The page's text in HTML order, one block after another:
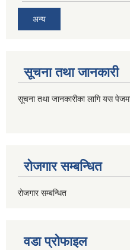
अन्य
सूचना तथा जानकारी
सूचना तथा जानकारीका लागि यस पेजमा
रोजगार सम्बन्धित
रोजगार सम्बन्धित
वडा प्रोफाइल